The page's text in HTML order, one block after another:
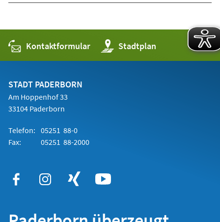
Kontaktformular Stadtplan
(Öffnet
in
einem
STADT PADERBORN
Am Hoppenhof 33
33104 Paderborn
Telefon: 05251 88-0
Fax:
05251 88-2000